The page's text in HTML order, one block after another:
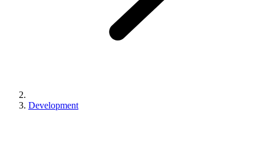
Development